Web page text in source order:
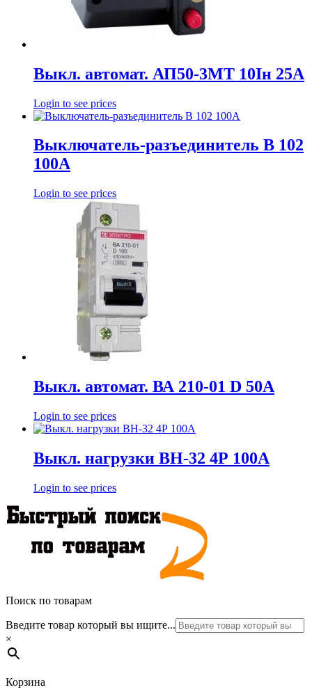
Выкл. автомат. АП50-3МТ 10Iн 25А
Login to see prices
Выключатель-разъединитель В 102
100А
Login to see prices
Выкл. автомат. ВА 210-01 D 50А
Login to see prices
Выкл. нагрузки ВН-32 4Р 100А
Login to see prices
Поиск по товарам
Введите товар который вы ищите...
×
Корзина